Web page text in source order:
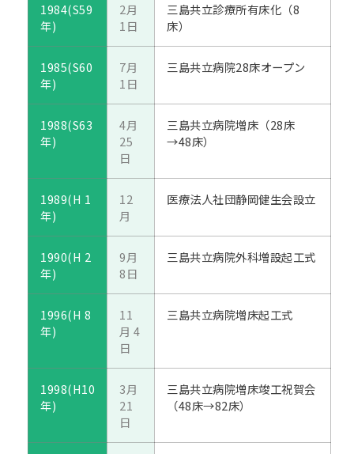
1984(S59
年)
2月
1日
三島共立診療所有床化（8
床）
1985(S60
年)
7月
1日
三島共立病院28床オープン
1988(S63
年)
4月
25
日
三島共立病院増床（28床
→48床）
1989(H 1
年)
12
月
医療法人社団静岡健生会設立
1990(H 2
年)
9月
8日
三島共立病院外科増設起工式
1996(H 8
年)
11
月 4
日
三島共立病院増床起工式
1998(H10
年)
3月
21
日
三島共立病院増床竣工祝賀会
（48床→82床）